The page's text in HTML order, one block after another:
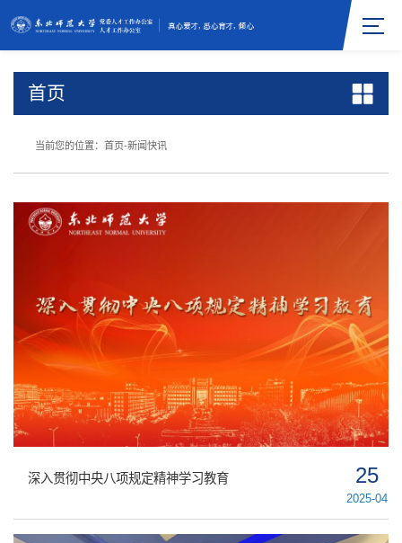
首页
当前您的位置： 首页-新闻快讯
深入贯彻中央八项规定精神学习教育 25
2025-04